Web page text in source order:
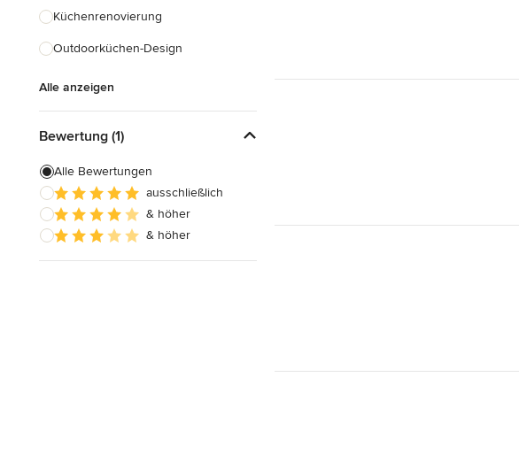
Küchenrenovierung
Outdoorküchen-Design
Alle anzeigen
Bewertung (1)
Alle Bewertungen
ausschließlich
& höher
& höher